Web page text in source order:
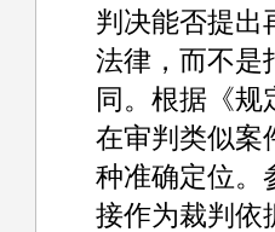
判决能否提出
法律，而不是
同。根据《规
在审判类似案
种准确定位。
接作为裁判依